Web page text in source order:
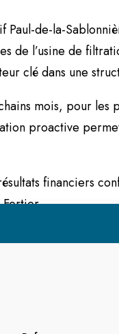
Paul-de-la-
de l’usine de
clé dans une
mois, pour les
proactive
financiers